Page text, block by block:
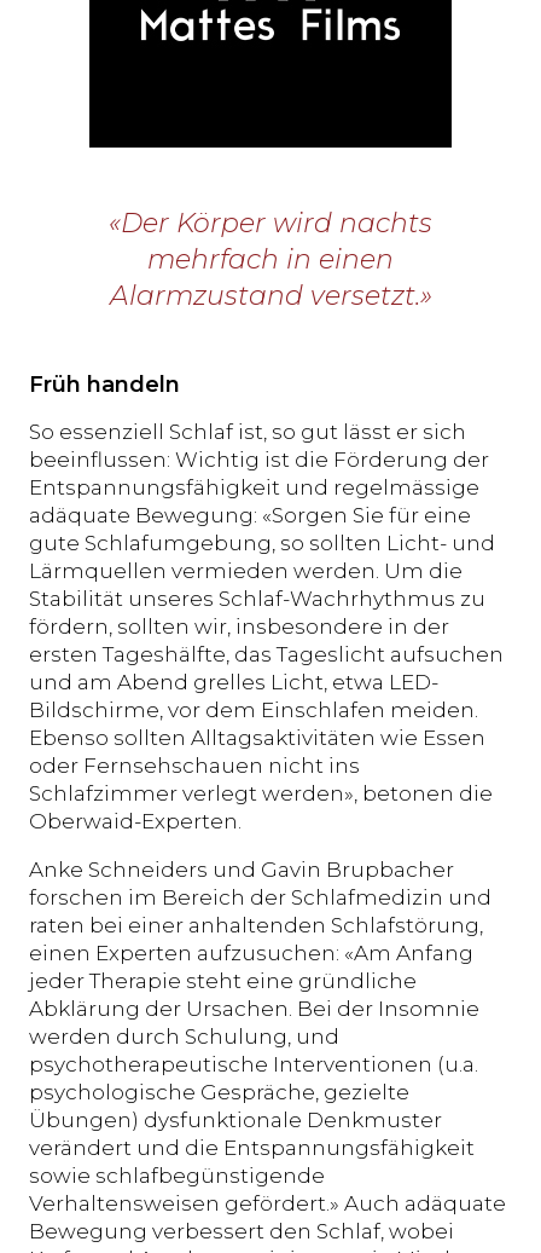
«Der Körper wird nachts
mehrfach in einen
Alarmzustand versetzt.»
Früh handeln
So essenziell Schlaf ist, so gut lässt er sich
beeinflussen: Wichtig ist die Förderung der
Entspannungsfähigkeit und regelmässige
adäquate Bewegung: «Sorgen Sie für eine
gute Schlafumgebung, so sollten Licht- und
Lärmquellen vermieden werden. Um die
Stabilität unseres Schlaf-Wachrhythmus zu
fördern, sollten wir, insbesondere in der
ersten Tageshälfte, das Tageslicht aufsuchen
und am Abend grelles Licht, etwa LED-
Bildschirme, vor dem Einschlafen meiden.
Ebenso sollten Alltagsaktivitäten wie Essen
oder Fernsehschauen nicht ins
Schlafzimmer verlegt werden», betonen die
Oberwaid-Experten.
Anke Schneiders und Gavin Brupbacher
forschen im Bereich der Schlafmedizin und
raten bei einer anhaltenden Schlafstörung,
einen Experten aufzusuchen: «Am Anfang
jeder Therapie steht eine gründliche
Abklärung der Ursachen. Bei der Insomnie
werden durch Schulung, und
psychotherapeutische Interventionen (u.a.
psychologische Gespräche, gezielte
Übungen) dysfunktionale Denkmuster
verändert und die Entspannungsfähigkeit
sowie schlafbegünstigende
Verhaltensweisen gefördert.» Auch adäquate
Bewegung verbessert den Schlaf, wobei